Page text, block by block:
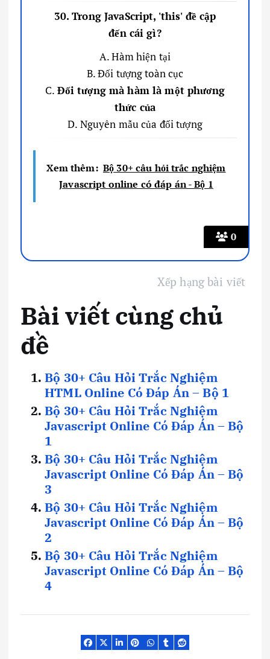
0
30. Trong JavaScript, 'this' đề cập
đến cái gì?
A. Hàm hiện tại
B. Đối tượng toàn cục
C. Đối tượng mà hàm là một phương
thức của
D. Nguyên mẫu của đối tượng
Xem thêm: Bộ 30+ câu hỏi trắc nghiệm
Javascript online có đáp án - Bộ 1
Xếp hạng bài viết
Bài viết cùng chủ
đề
Bộ 30+ Câu Hỏi Trắc Nghiệm
HTML Online Có Đáp Án – Bộ 1
Bộ 30+ Câu Hỏi Trắc Nghiệm
Javascript Online Có Đáp Án – Bộ
1
Bộ 30+ Câu Hỏi Trắc Nghiệm
Javascript Online Có Đáp Án – Bộ
3
Bộ 30+ Câu Hỏi Trắc Nghiệm
Javascript Online Có Đáp Án – Bộ
2
Bộ 30+ Câu Hỏi Trắc Nghiệm
Javascript Online Có Đáp Án – Bộ
4